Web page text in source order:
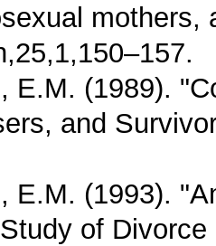
mothers,
E.M. (1989).
and
E.M. (1993).
of